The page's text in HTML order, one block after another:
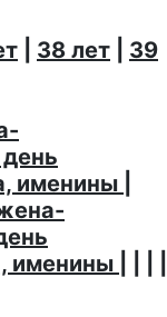
38 лет
39
именины
именины